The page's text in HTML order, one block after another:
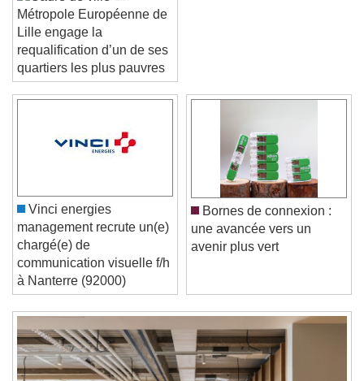
Play Video
Skip Backward
Skip Forward
Current Time0:00
/
Duration-:-
Loaded
Stream TypeLIVE
Seek to live, currently behind live
Remaining Time-0:00
Playback Rate
Chapters
La
Métropole Européenne de
Lille engage la
requalification d’un de ses
quartiers les plus pauvres
Vinci energies
management recrute un(e)
chargé(e) de
communication visuelle f/h
à Nanterre (92000)
Bornes de connexion :
une avancée vers un